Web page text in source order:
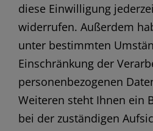
diese Einwilligung
widerrufen. Außerdem
unter bestimmten
Einschränkung der
personenbezogenen
Weiteren steht Ihnen ein
bei der zuständigen